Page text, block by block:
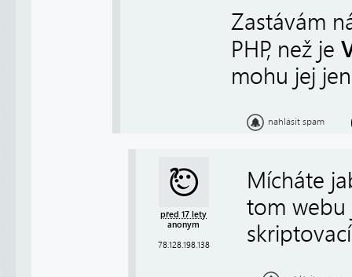
Zastávám
PHP, než je
mohu jej
nahlásit spam
před 17 lety
anonym
78.128.198.138
Mícháte
tom webu